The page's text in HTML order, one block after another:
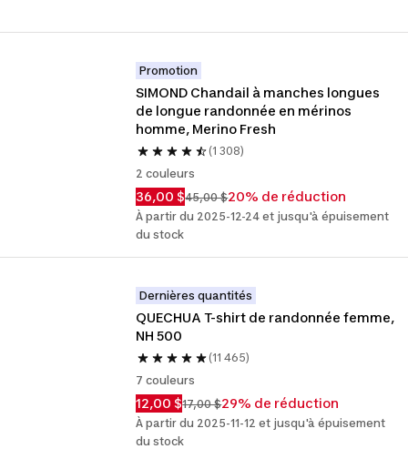
Promotion
SIMOND Chandail à manches longues
de longue randonnée en mérinos
homme, Merino Fresh
(1 308)
2 couleurs
36,00 $45,00 $20% de réduction
À partir du 2025-12-24 et jusqu'à épuisement
du stock
Dernières quantités
QUECHUA T-shirt de randonnée femme,
NH 500
(11 465)
7 couleurs
12,00 $17,00 $29% de réduction
À partir du 2025-11-12 et jusqu'à épuisement
du stock